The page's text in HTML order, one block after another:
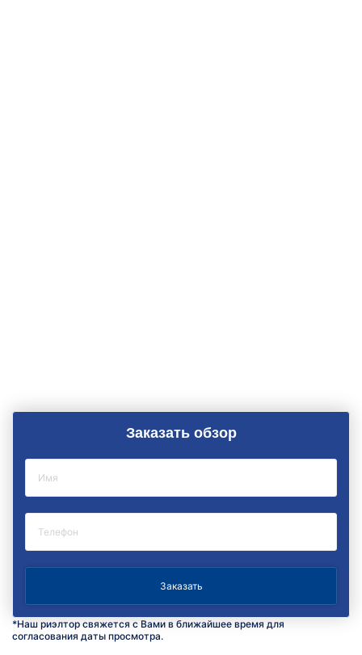
Заказать обзор
*Наш риэлтор свяжется с Вами в ближайшее время для
согласования даты просмотра.